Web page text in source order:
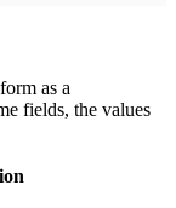
as a
fields, the values